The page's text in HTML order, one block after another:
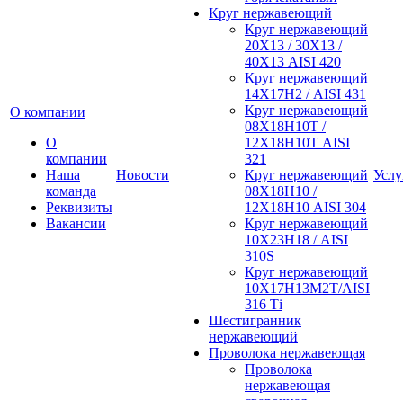
О компании
О
компании
Наша
команда
Реквизиты
Вакансии
Новости
Круг нержавеющий
Круг нержавеющий
20Х13 / 30Х13 /
40Х13 AISI 420
Круг нержавеющий
14Х17Н2 / AISI 431
Круг нержавеющий
08Х18Н10Т /
12Х18Н10Т AISI
321
Круг нержавеющий
08Х18Н10 /
12Х18Н10 AISI 304
Круг нержавеющий
10Х23Н18 / AISI
310S
Круг нержавеющий
10Х17Н13М2Т/AISI
316 Тi
Шестигранник
нержавеющий
Проволока нержавеющая
Проволока
нержавеющая